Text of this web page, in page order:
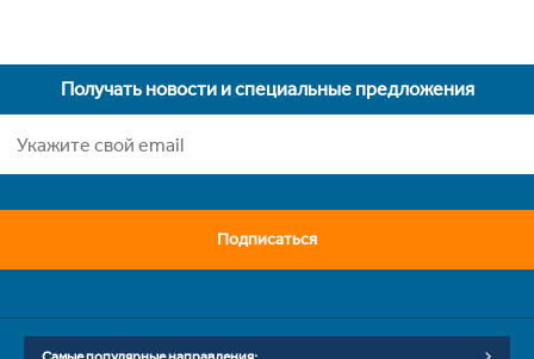
Получать новости и специальные предложения
Подписаться